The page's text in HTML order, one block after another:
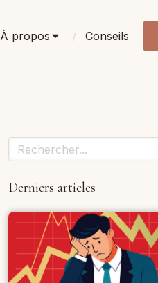
À propos Conseils
Rechercher
Derniers articles